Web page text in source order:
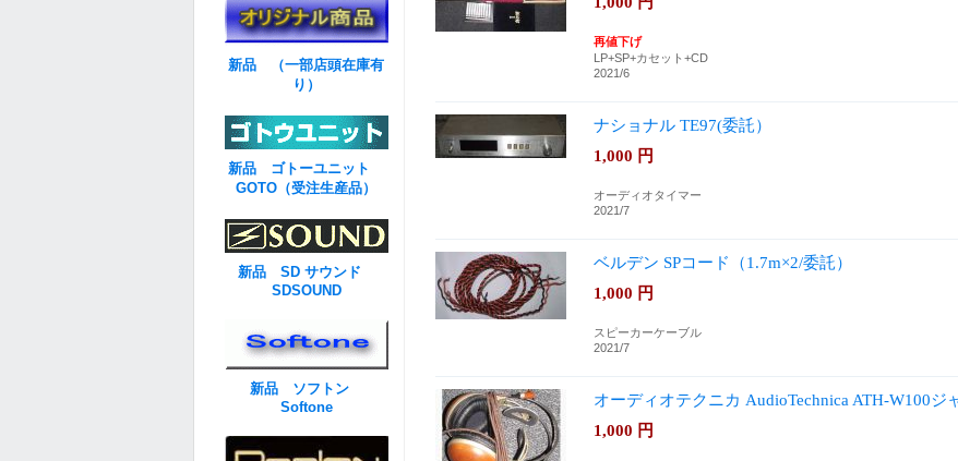
再値下げ
LP+SP+カセット+CD
2021/6
ナショナル TE97(委託）
1,000 円
オーディオタイマー
2021/7
ベルデン SPコード（1.7m×2/委託）
1,000 円
スピーカーケーブル
2021/7
オーディオテクニカ AudioTechnica ATH-W100ジ
1,000 円
新品 （一部店頭在庫有
り）
新品 ゴトーユニット
GOTO（受注生産品）
新品 SD サウンド
SDSOUND
新品 ソフトン
Softone